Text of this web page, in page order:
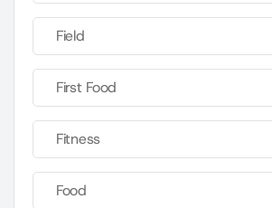
Field
First Food
Fitness
Food